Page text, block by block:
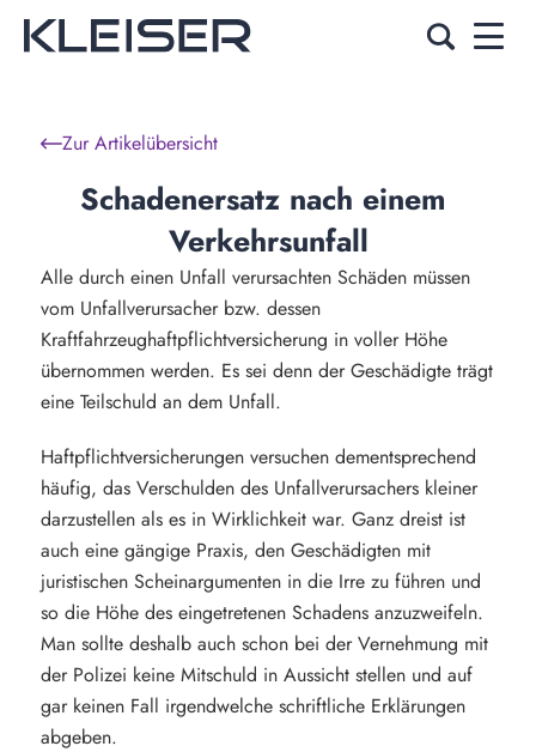
Zur Artikelübersicht
Schadenersatz nach einem
Verkehrsunfall
Alle durch einen Unfall verursachten Schäden müssen
vom Unfallverursacher bzw. dessen
Kraftfahrzeughaftpflichtversicherung in voller Höhe
übernommen werden. Es sei denn der Geschädigte trägt
eine Teilschuld an dem Unfall.
Haftpflichtversicherungen versuchen dementsprechend
häufig, das Verschulden des Unfallverursachers kleiner
darzustellen als es in Wirklichkeit war. Ganz dreist ist
auch eine gängige Praxis, den Geschädigten mit
juristischen Scheinargumenten in die Irre zu führen und
so die Höhe des eingetretenen Schadens anzuzweifeln.
Man sollte deshalb auch schon bei der Vernehmung mit
der Polizei keine Mitschuld in Aussicht stellen und auf
gar keinen Fall irgendwelche schriftliche Erklärungen
abgeben.